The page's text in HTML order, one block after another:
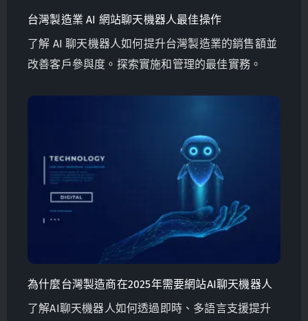
台灣製造業 AI 網站聊天機器人最佳操作
了解 AI 聊天機器人如何提升台灣製造業的銷售額並
改善客戶參與度。探索實施和管理的最佳實務。
為什麼台灣製造商在2025年需要網站AI聊天機器人
了解AI聊天機器人如何透過即時、多語言支援提升